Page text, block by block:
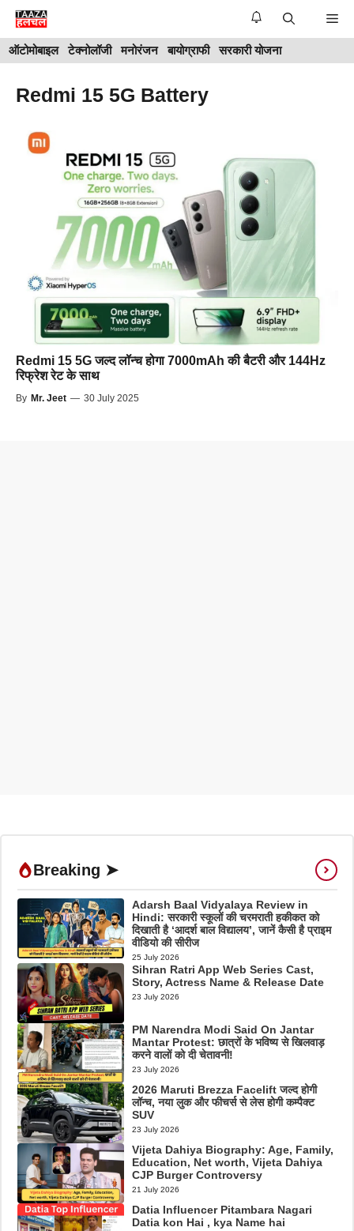
Skip
content
ऑटोमोबाइल टेक्नोलॉजी मनोरंजन बायोग्राफी सरकारी योजना
Redmi 15 5G Battery
Redmi 15 5G जल्द लॉन्च होगा 7000mAh की बैटरी और 144Hz
रिफ्रेश रेट के साथ
By Mr. Jeet — 30 July 2025
Breaking ➤
Adarsh Baal Vidyalaya Review in
Hindi: सरकारी स्कूलों की चरमराती हकीकत को
दिखाती है ‘आदर्श बाल विद्यालय’, जानें कैसी है प्राइम
वीडियो की सीरीज
25 July 2026
Sihran Ratri App Web Series Cast,
Story, Actress Name & Release Date
23 July 2026
PM Narendra Modi Said On Jantar
Mantar Protest: छात्रों के भविष्य से खिलवाड़
करने वालों को दी चेतावनी!
23 July 2026
2026 Maruti Brezza Facelift जल्द होगी
लॉन्च, नया लुक और फीचर्स से लेस होगी कम्पैक्ट
SUV
23 July 2026
Vijeta Dahiya Biography: Age, Family,
Education, Net worth, Vijeta Dahiya
CJP Burger Controversy
21 July 2026
Datia Influencer Pitambara Nagari
Datia kon Hai , kya Name hai